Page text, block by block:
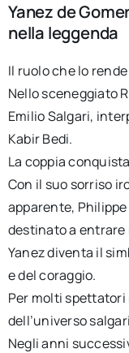
Yanez de
nella leggenda
Il ruolo che lo
Nello sceneggiato
Emilio Salgari,
Kabir Bedi.
La coppia
Con il suo sorriso
apparente,
destinato a
Yanez diventa il
e del coraggio.
Per molti spettatori
dell’universo
Negli anni